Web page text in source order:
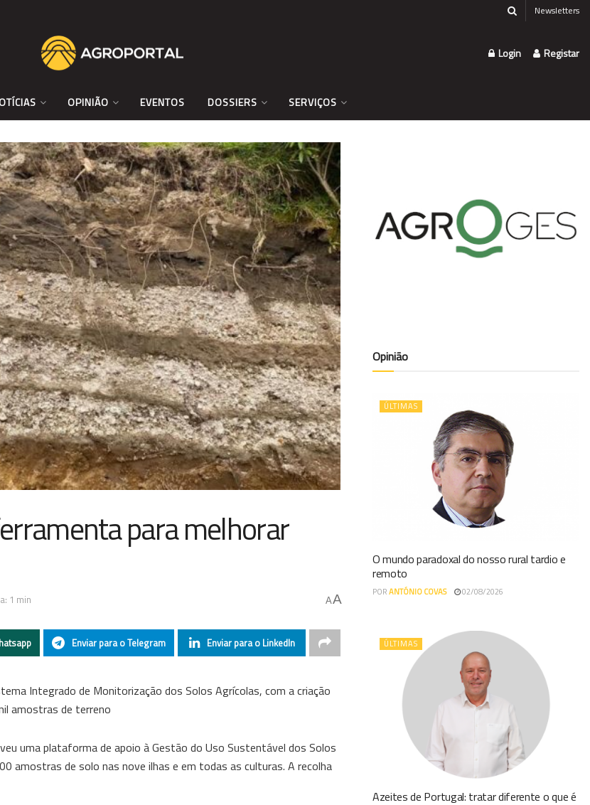
Newsletters
Login Registar
OPINIÃO EVENTOS DOSSIERS SERVIÇOS
para melhorar
1 min AA
Enviar para o Telegram Enviar para o LinkedIn
Integrado de Monitorização dos Solos Agrícolas, com a criação
amostras de terreno
uma plataforma de apoio à Gestão do Uso Sustentável dos Solos
amostras de solo nas nove ilhas e em todas as culturas. A recolha
Opinião
ÚLTIMAS
O mundo paradoxal do nosso rural tardio e
remoto
PORANTÓNIO COVAS 02/08/2026
ÚLTIMAS
Azeites de Portugal: tratar diferente o que é